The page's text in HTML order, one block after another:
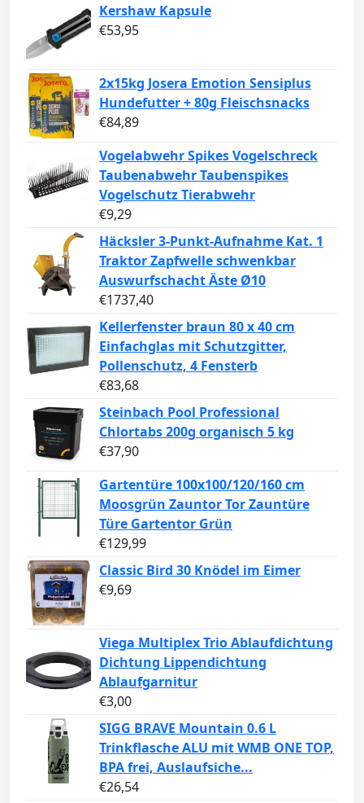
Kershaw Kapsule
€53,95
2x15kg Josera Emotion Sensiplus
Hundefutter + 80g Fleischsnacks
€84,89
Vogelabwehr Spikes Vogelschreck
Taubenabwehr Taubenspikes
Vogelschutz Tierabwehr
€9,29
Häcksler 3-Punkt-Aufnahme Kat. 1
Traktor Zapfwelle schwenkbar
Auswurfschacht Äste Ø10
€1737,40
Kellerfenster braun 80 x 40 cm
Einfachglas mit Schutzgitter,
Pollenschutz, 4 Fensterb
€83,68
Steinbach Pool Professional
Chlortabs 200g organisch 5 kg
€37,90
Gartentüre 100x100/120/160 cm
Moosgrün Zauntor Tor Zauntüre
Türe Gartentor Grün
€129,99
Classic Bird 30 Knödel im Eimer
€9,69
Viega Multiplex Trio Ablaufdichtung
Dichtung Lippendichtung
Ablaufgarnitur
€3,00
SIGG BRAVE Mountain 0.6 L
Trinkflasche ALU mit WMB ONE TOP,
BPA frei, Auslaufsiche...
€26,54